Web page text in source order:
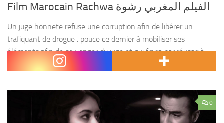
Film Marocain Rachwa الفيلم المغربي رشوة
Un juge honnete refuse une corruption afin de libérer un
trafiquant de drogue . pouce ce dernier à mobiliser ses
éléments afin de se venger du juge et qui finira par réussir à
convaincre...
0